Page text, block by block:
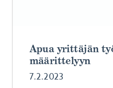
Apua yrittäjän
määrittelyyn
7.2.2023